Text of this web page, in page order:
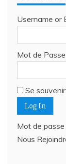
Username or
Mot de Passe
Se
Mot de passe
Nous